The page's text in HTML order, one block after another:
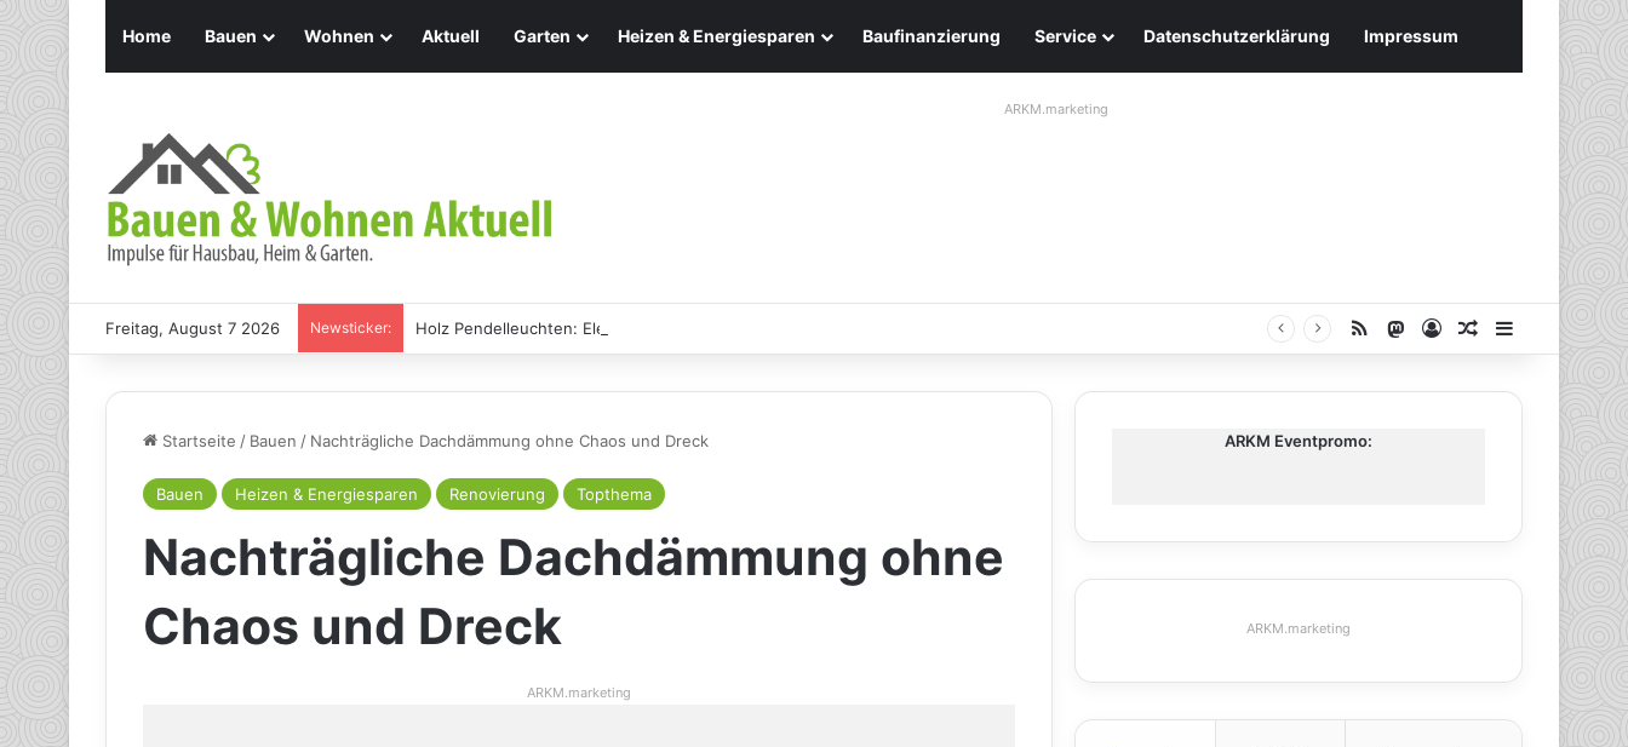
Home Bauen Wohnen Aktuell Garten Heizen & Energiesparen Baufinanzierung Service Datenschutzerklärung Impressum
ARKM.marketing
Freitag, August 7 2026 Newsticker: Holz Pendelleuchten: Eleganz und Nachhaltigkeit für Ihr Zuhause RSS Mastodon
AnmeldenZufälliger
Startseite / Bauen / Nachträgliche Dachdämmung ohne Chaos und Dreck
Bauen Heizen & Energiesparen Renovierung Topthema
Nachträgliche Dachdämmung ohne
Chaos und Dreck
ARKM.marketing
ARKM Eventpromo:
ARKM.marketing